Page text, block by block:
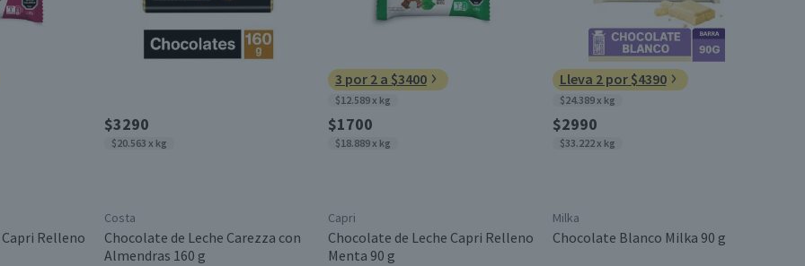
Relleno
$3290
$20.563 x kg
Costa
Chocolate de Leche Carezza con
Almendras 160 g
3 por 2 a $3400
$12.589 x kg
$1700
$18.889 x kg
Capri
Chocolate de Leche Capri Relleno
Menta 90 g
Lleva 2 por $4390
$24.389 x kg
$2990
$33.222 x kg
Milka
Chocolate Blanco Milka 90 g